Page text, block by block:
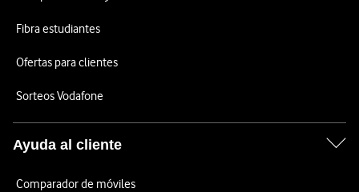
Fibra estudiantes
Ofertas para clientes
Sorteos Vodafone
Ayuda al cliente
Comparador de móviles